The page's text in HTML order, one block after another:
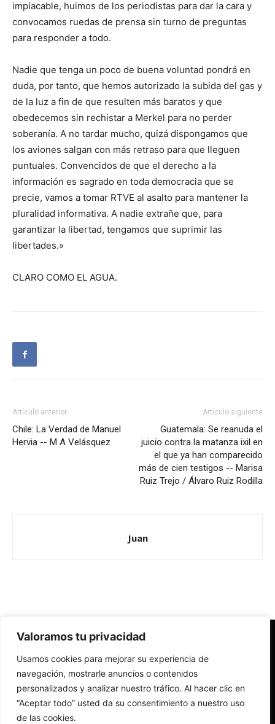
Valoramos tu privacidad
Usamos cookies para mejorar su experiencia de
navegación, mostrarle anuncios o contenidos
personalizados y analizar nuestro tráfico. Al hacer clic en
“Aceptar todo” usted da su consentimiento a nuestro uso
de las cookies.
implacable, huimos de los periodistas para dar la cara y
convocamos ruedas de prensa sin turno de preguntas
para responder a todo.
Nadie que tenga un poco de buena voluntad pondrá en
duda, por tanto, que hemos autorizado la subida del gas y
de la luz a fin de que resulten más baratos y que
obedecemos sin rechistar a Merkel para no perder
soberanía. A no tardar mucho, quizá dispongamos que
los aviones salgan con más retraso para que lleguen
puntuales. Convencidos de que el derecho a la
información es sagrado en toda democracia que se
precie, vamos a tomar RTVE al asalto para mantener la
pluralidad informativa. A nadie extrañe que, para
garantizar la libertad, tengamos que suprimir las
libertades.»
CLARO COMO EL AGUA.
Artículo anterior
Chile: La Verdad de Manuel
Hervia -- M A Velásquez
Artículo siguiente
Guatemala: Se reanuda el
juicio contra la matanza ixil en
el que ya han comparecido
más de cien testigos -- Marisa
Ruiz Trejo / Álvaro Ruiz Rodilla
Juan
Redes Cristianas
Una mirada alternativa sobre la Iglesia católica y la sociedad
- Colectivos de Redes Cristianas